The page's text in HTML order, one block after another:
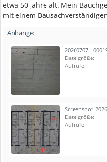
etwa 50 Jahre alt. Mein
mit einem
Anhänge:
Dateigröße:
Aufrufe:
Dateigröße:
Aufrufe: